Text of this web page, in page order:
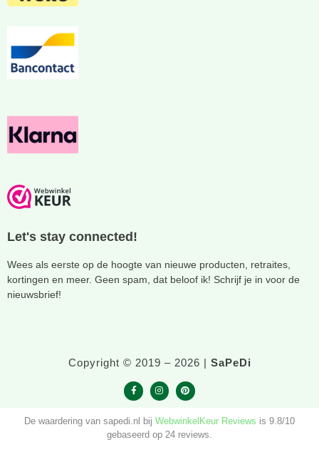
Let's stay connected!
Wees als eerste op de hoogte van nieuwe producten, retraites,
kortingen en meer. Geen spam, dat beloof ik! Schrijf je in voor de
nieuwsbrief!
Copyright © 2019 – 2026 | SaPeDi
F
e
b
I
s
t
a
g
P
n
t
e
De waardering van sapedi.nl bij WebwinkelKeur Reviews is 9.8/10
gebaseerd op 24 reviews.